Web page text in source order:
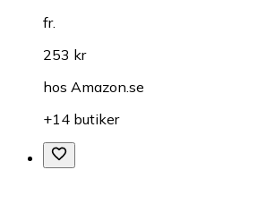
fr.
253 kr
hos Amazon.se
+14 butiker